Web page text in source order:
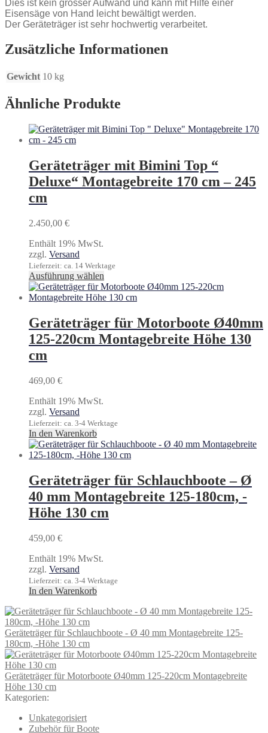
Dies ist kein grosser Aufwand und kann mit Hilfe einer
Eisensäge von Hand leicht bewältigt werden.
Der Geräteträger ist sehr hochwertig verarbeitet.
Zusätzliche Informationen
Gewicht 10 kg
Ähnliche Produkte
Geräteträger mit Bimini Top “
Deluxe“ Montagebreite 170 cm – 245
cm
2.450,00 €
Enthält 19% MwSt.
zzgl. Versand
Lieferzeit: ca. 14 Werktage
Ausführung wählen
Produkt
weist
Varianten
auf.
Die
Geräteträger für Motorboote Ø40mm
125-220cm Montagebreite Höhe 130
cm
469,00 €
Enthält 19% MwSt.
zzgl. Versand
Lieferzeit: ca. 3-4 Werktage
In den Warenkorb
Geräteträger für Schlauchboote – Ø
40 mm Montagebreite 125-180cm, -
Höhe 130 cm
459,00 €
Enthält 19% MwSt.
zzgl. Versand
Lieferzeit: ca. 3-4 Werktage
In den Warenkorb
Geräteträger für Schlauchboote - Ø 40 mm Montagebreite 125-
180cm, -Höhe 130 cm
Geräteträger für Motorboote Ø40mm 125-220cm Montagebreite
Höhe 130 cm
Kategorien:
Unkategorisiert
Zubehör für Boote